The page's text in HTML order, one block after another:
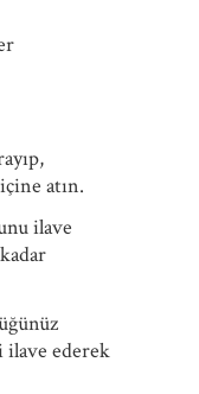
atın.
ilave
ederek